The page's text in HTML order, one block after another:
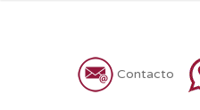
Contacto